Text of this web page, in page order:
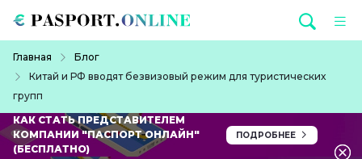
Главная
Блог
Китай и РФ вводят безвизовый режим для туристических
групп
КАК СТАТЬ ПРЕДСТАВИТЕЛЕМ
КОМПАНИИ "ПАСПОРТ ОНЛАЙН"
(БЕСПЛАТНО)
ПОДРОБНЕЕ